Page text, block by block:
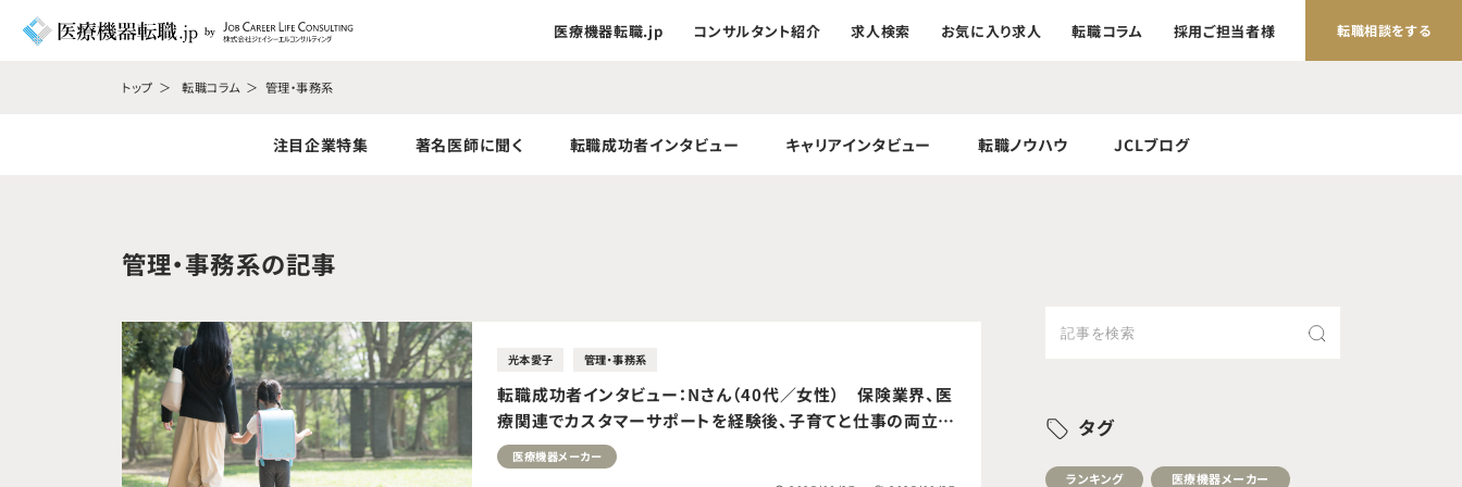
医療機器転職.jp コンサルタント紹介 求人検索 お気に入り求人 転職コラム 採用ご担当者様 転職相談をする
トップ 転職コラム 管理・事務系
注目企業特集 著名医師に聞く 転職成功者インタビュー キャリアインタビュー 転職ノウハウ JCLブログ
管理・事務系の記事
光本愛子 管理・事務系
転職成功者インタビュー：Nさん（40代／女性） 保険業界、医
療関連でカスタマーサポートを経験後、子育てと仕事の両立を
目指し、ワークライフバランス改善を理由に医療機器メーカー
へ転職成功。
医療機器メーカー
タグ
ランキング
医療機器メーカー